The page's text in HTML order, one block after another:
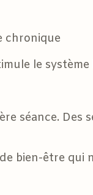
chronique
le
séance. Des
bien-être